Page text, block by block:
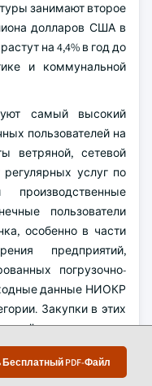
PDF-Файл
занимают второе
долларов США в
на 4,4% в год до
и коммунальной
самый высокий
пользователей на
ветряной, сетевой
услуг по
пользователи
особенно в части
предприятий,
погрузочно-
данные НИОКР
Закупки в этих
услуг,
не на минимальную